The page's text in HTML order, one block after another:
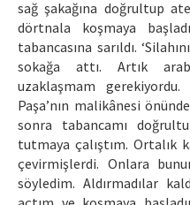
sağ şakağına doğrultup
dörtnala koşmaya
tabancasına sarıldı.
sokağa attı. Artık
uzaklaşmam
Paşa’nın malikânesi
sonra tabancamı
tutmaya çalıştım. Ortalık
çevirmişlerdi. Onlara
söyledim. Aldırmadılar